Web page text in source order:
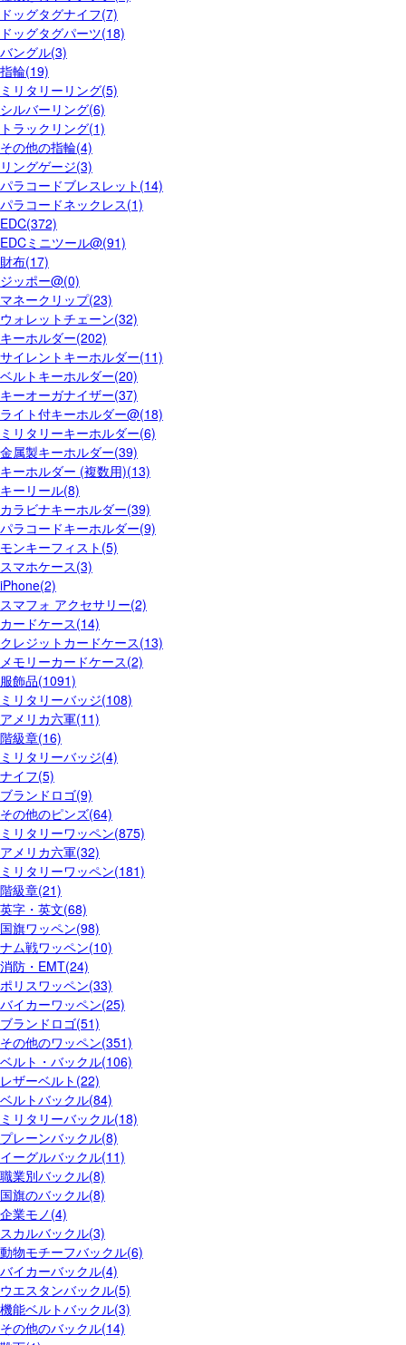
ドッグタグナイフ(7)
ドッグタグパーツ(18)
バングル(3)
指輪(19)
ミリタリーリング(5)
シルバーリング(6)
トラックリング(1)
その他の指輪(4)
リングゲージ(3)
パラコードブレスレット(14)
パラコードネックレス(1)
EDC(372)
EDCミニツール@(91)
財布(17)
ジッポー@(0)
マネークリップ(23)
ウォレットチェーン(32)
キーホルダー(202)
サイレントキーホルダー(11)
ベルトキーホルダー(20)
キーオーガナイザー(37)
ライト付キーホルダー@(18)
ミリタリーキーホルダー(6)
金属製キーホルダー(39)
キーホルダー (複数用)(13)
キーリール(8)
カラビナキーホルダー(39)
パラコードキーホルダー(9)
モンキーフィスト(5)
スマホケース(3)
iPhone(2)
スマフォ アクセサリー(2)
カードケース(14)
クレジットカードケース(13)
メモリーカードケース(2)
服飾品(1091)
ミリタリーバッジ(108)
アメリカ六軍(11)
階級章(16)
ミリタリーバッジ(4)
ナイフ(5)
ブランドロゴ(9)
その他のピンズ(64)
ミリタリーワッペン(875)
アメリカ六軍(32)
ミリタリーワッペン(181)
階級章(21)
英字・英文(68)
国旗ワッペン(98)
ナム戦ワッペン(10)
消防・EMT(24)
ポリスワッペン(33)
バイカーワッペン(25)
ブランドロゴ(51)
その他のワッペン(351)
ベルト・バックル(106)
レザーベルト(22)
ベルトバックル(84)
ミリタリーバックル(18)
プレーンバックル(8)
イーグルバックル(11)
職業別バックル(8)
国旗のバックル(8)
企業モノ(4)
スカルバックル(3)
動物モチーフバックル(6)
バイカーバックル(4)
ウエスタンバックル(5)
機能ベルトバックル(3)
その他のバックル(14)